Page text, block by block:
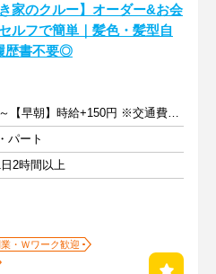
き家のクルー】オーダー&お会
ルフで簡単｜髪色・髪型自
歴書不要◎
時給1150円～【早朝】時給+150円 ※交通費支給
パート
2時間以上
・Ｗワーク歓迎